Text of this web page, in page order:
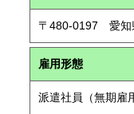
〒480-0197 愛知
雇用形態
派遣社員（無期